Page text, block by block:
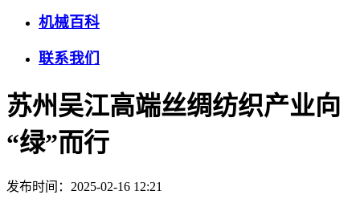
机械百科
联系我们
苏州吴江高端丝绸纺织产业向
“绿”而行
发布时间：2025-02-16 12:21